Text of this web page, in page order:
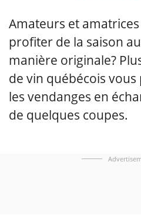
Amateurs et
profiter de la saison
manière originale?
de vin québécois
les vendanges en
de quelques coupes.